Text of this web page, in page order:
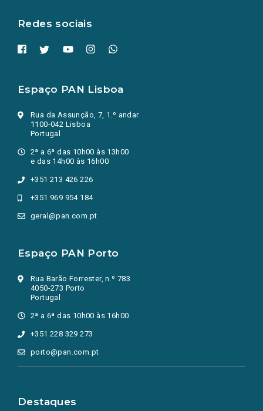
Redes sociais
Espaço PAN Lisboa
Rua da Assunção, 7, 1.º andar
1100-042 Lisboa
Portugal
2ª a 6ª das 10h00 às 13h00
e das 14h00 às 16h00
+351 213 426 226
+351 969 954 184
geral@pan.com.pt
Espaço PAN Porto
Rua Barão Forrester, n.º 783
4050-273 Porto
Portugal
2ª a 6ª das 10h00 às 16h00
+351 228 329 273
porto@pan.com.pt
Destaques